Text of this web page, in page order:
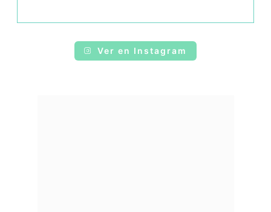
Ver en Instagram